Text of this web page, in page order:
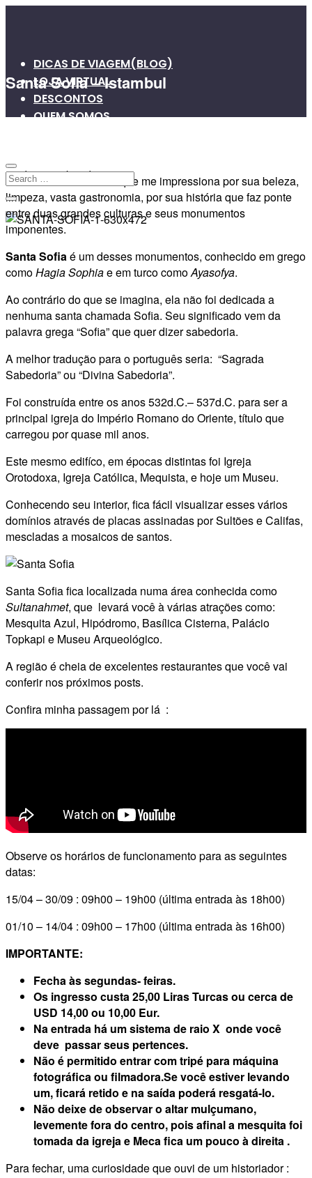
DICAS DE VIAGEM(BLOG)
LOJA VIRTUAL
DESCONTOS
QUEM SOMOS
Santa Sofia – Istambul
10
16 de setembro de 2013
Istambul é uma cidade que me impressiona por sua beleza,
limpeza, vasta gastronomia, por sua história que faz ponte
entre duas grandes culturas e seus monumentos
imponentes.
Santa Sofiaé um desses monumentos, conhecido em grego
comoHagia Sophiae em turco comoAyasofya.
Ao contrário do que se imagina, ela não foi dedicada a
nenhuma santa chamada Sofia. Seu significado vem da
palavra grega “Sofia” que quer dizer sabedoria.
A melhor tradução para o português seria: “Sagrada
Sabedoria” ou “Divina Sabedoria”.
Foi construída entre os anos 532d.C.– 537d.C. para ser a
principal igreja do Império Romano do Oriente, título que
carregou por quase mil anos.
Este mesmo edifíco, em épocas distintas foi Igreja
Orotodoxa, Igreja Católica, Mequista, e hoje um Museu.
Conhecendo seu interior, fica fácil visualizar esses vários
domínios através de placas assinadas por Sultões e Califas,
mescladas a mosaicos de santos.
Santa Sofia fica localizada numa área conhecida como
Sultanahmet, que levará você à várias atrações como:
Mesquita Azul, Hipódromo, Basílica Cisterna, Palácio
Topkapi e Museu Arqueológico.
A região é cheia de excelentes restaurantes que você vai
conferir nos próximos posts.
Confira minha passagem por lá :
Observe os horários de funcionamento para as seguintes
datas:
15/04 – 30/09 : 09h00 – 19h00 (última entrada às 18h00)
01/10 – 14/04 : 09h00 – 17h00 (última entrada às 16h00)
IMPORTANTE:
Fecha às segundas- feiras.
Os ingresso custa 25,00 Liras Turcas ou cerca de
USD 14,00 ou 10,00 Eur.
Na entrada há um sistema de raio X onde você
deve passar seus pertences.
Não é permitido entrar com tripé para máquina
fotográfica ou filmadora.Se você estiver levando
um, ficará retido e na saída poderá resgatá-lo.
Não deixe de observar o altar mulçumano,
levemente fora do centro, pois afinal a mesquita foi
tomada da igreja e Meca fica um pouco à direita .
Para fechar, uma curiosidade que ouvi de um historiador :